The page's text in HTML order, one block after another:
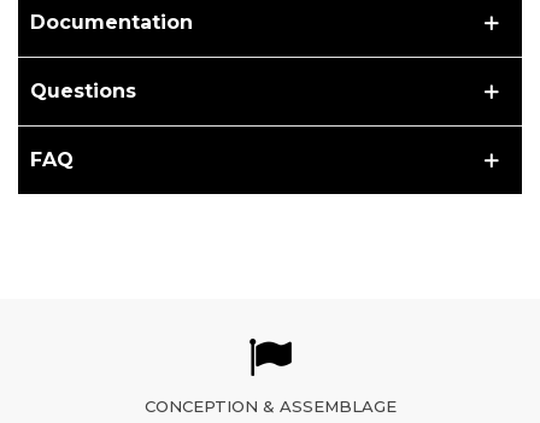
Documentation
Questions
FAQ
CONCEPTION & ASSEMBLAGE